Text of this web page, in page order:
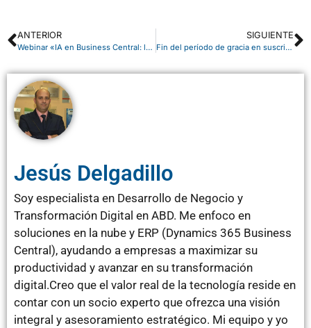
ANTERIOR
Webinar «IA en Business Central: los agentes de Copilot en acción»
SIGUIENTE
Fin del período de gracia en suscripciones Microsoft: ¿qué cambia?
Jesús Delgadillo
Soy especialista en Desarrollo de Negocio y
Transformación Digital en ABD. Me enfoco en
soluciones en la nube y ERP (Dynamics 365 Business
Central), ayudando a empresas a maximizar su
productividad y avanzar en su transformación
digital.Creo que el valor real de la tecnología reside en
contar con un socio experto que ofrezca una visión
integral y asesoramiento estratégico. Mi equipo y yo